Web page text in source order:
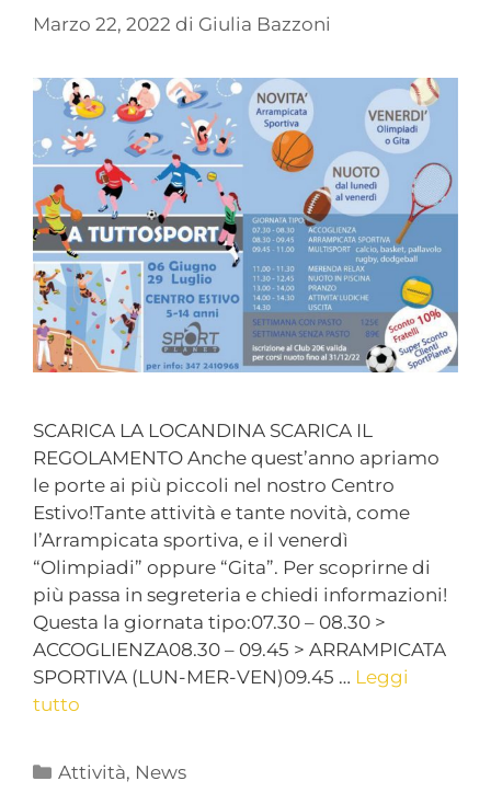
Marzo 22, 2022 di Giulia Bazzoni
SCARICA LA LOCANDINA SCARICA IL
REGOLAMENTO Anche quest’anno apriamo
le porte ai più piccoli nel nostro Centro
Estivo!Tante attività e tante novità, come
l’Arrampicata sportiva, e il venerdì
“Olimpiadi” oppure “Gita”. Per scoprirne di
più passa in segreteria e chiedi informazioni!
Questa la giornata tipo:07.30 – 08.30 >
ACCOGLIENZA08.30 – 09.45 > ARRAMPICATA
SPORTIVA (LUN-MER-VEN)09.45 … Leggi
tutto
Attività, News